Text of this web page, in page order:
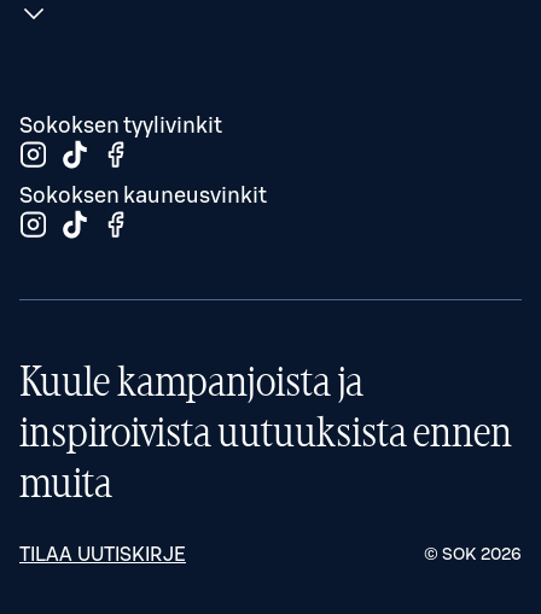
Sokoksen tyylivinkit
Sokoksen kauneusvinkit
Kuule kampanjoista ja
inspiroivista uutuuksista ennen
muita
TILAA UUTISKIRJE © SOK 2026